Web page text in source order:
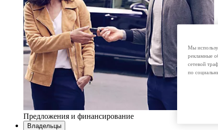
Предложения и финансирование
Владельцы
Мы
рекламные
сетевой
по